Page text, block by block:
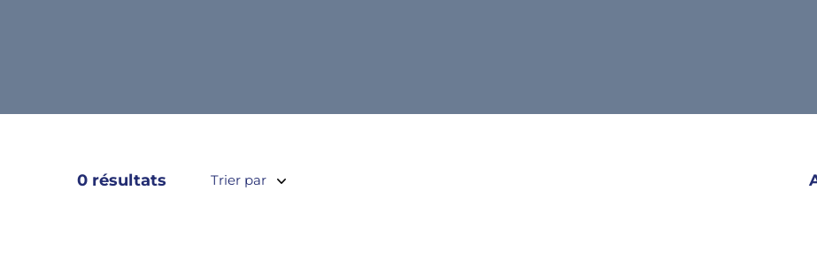
0 résultats Trier par